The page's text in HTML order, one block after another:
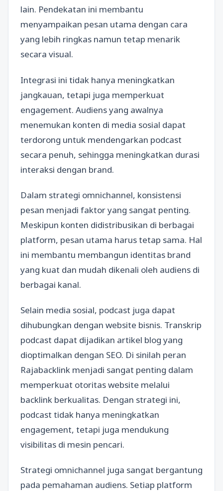
lain. Pendekatan ini membantu
menyampaikan pesan utama dengan cara
yang lebih ringkas namun tetap menarik
secara visual.
Integrasi ini tidak hanya meningkatkan
jangkauan, tetapi juga memperkuat
engagement. Audiens yang awalnya
menemukan konten di media sosial dapat
terdorong untuk mendengarkan podcast
secara penuh, sehingga meningkatkan durasi
interaksi dengan brand.
Dalam strategi omnichannel, konsistensi
pesan menjadi faktor yang sangat penting.
Meskipun konten didistribusikan di berbagai
platform, pesan utama harus tetap sama. Hal
ini membantu membangun identitas brand
yang kuat dan mudah dikenali oleh audiens di
berbagai kanal.
Selain media sosial, podcast juga dapat
dihubungkan dengan website bisnis. Transkrip
podcast dapat dijadikan artikel blog yang
dioptimalkan dengan SEO. Di sinilah peran
Rajabacklink menjadi sangat penting dalam
memperkuat otoritas website melalui
backlink berkualitas. Dengan strategi ini,
podcast tidak hanya meningkatkan
engagement, tetapi juga mendukung
visibilitas di mesin pencari.
Strategi omnichannel juga sangat bergantung
pada pemahaman audiens. Setiap platform